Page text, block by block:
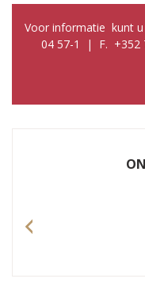
Voor informatie kunt
04 57-1 | F. +352